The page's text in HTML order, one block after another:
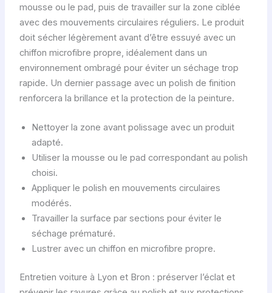
mousse ou le pad, puis de travailler sur la zone ciblée
avec des mouvements circulaires réguliers. Le produit
doit sécher légèrement avant d’être essuyé avec un
chiffon microfibre propre, idéalement dans un
environnement ombragé pour éviter un séchage trop
rapide. Un dernier passage avec un polish de finition
renforcera la brillance et la protection de la peinture.
Nettoyer la zone avant polissage avec un produit
adapté.
Utiliser la mousse ou le pad correspondant au polish
choisi.
Appliquer le polish en mouvements circulaires
modérés.
Travailler la surface par sections pour éviter le
séchage prématuré.
Lustrer avec un chiffon en microfibre propre.
Entretien voiture à Lyon et Bron : préserver l’éclat et